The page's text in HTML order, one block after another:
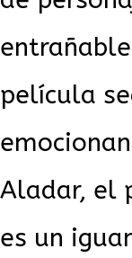
película
Aladar, el
es un